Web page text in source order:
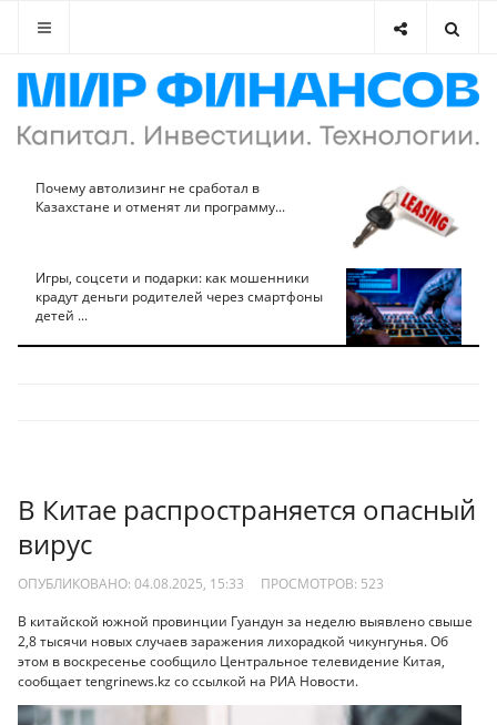
Почему автолизинг не сработал в
Казахстане и отменят ли программу...
Игры, соцсети и подарки: как мошенники
крадут деньги родителей через смартфоны
детей ...
В Китае распространяется опасный
вирус
ОПУБЛИКОВАНО: 04.08.2025, 15:33 ПРОСМОТРОВ: 523
В китайской южной провинции Гуандун за неделю выявлено свыше
2,8 тысячи новых случаев заражения лихорадкой чикунгунья. Об
этом в воскресенье сообщило Центральное телевидение Китая,
сообщает tengrinews.kz со ссылкой на РИА Новости.